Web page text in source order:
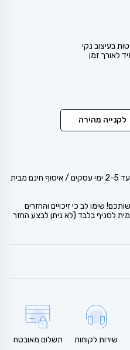
בעיצוב נקי
לאורך זמן
לקנייה מהירה
משלוח מהיר עד הדלת ב- 39 ש"ח. עד 2-5 ימי עסקים / איסוף חינם מבית
שימו לב כי זיכויים והחזרים
לסניף בלבד (לא ניתן לבצע החזר
שירות לקוחות תשלום מאובטח